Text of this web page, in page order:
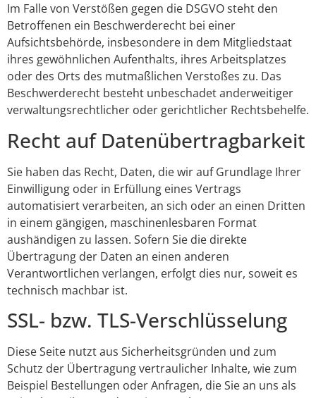
Im Falle von Verstößen gegen die DSGVO steht den
Betroffenen ein Beschwerderecht bei einer
Aufsichtsbehörde, insbesondere in dem Mitgliedstaat
ihres gewöhnlichen Aufenthalts, ihres Arbeitsplatzes
oder des Orts des mutmaßlichen Verstoßes zu. Das
Beschwerderecht besteht unbeschadet anderweitiger
verwaltungsrechtlicher oder gerichtlicher Rechtsbehelfe.
Recht auf Daten­übertrag­barkeit
Sie haben das Recht, Daten, die wir auf Grundlage Ihrer
Einwilligung oder in Erfüllung eines Vertrags
automatisiert verarbeiten, an sich oder an einen Dritten
in einem gängigen, maschinenlesbaren Format
aushändigen zu lassen. Sofern Sie die direkte
Übertragung der Daten an einen anderen
Verantwortlichen verlangen, erfolgt dies nur, soweit es
technisch machbar ist.
SSL- bzw. TLS-Verschlüsselung
Diese Seite nutzt aus Sicherheitsgründen und zum
Schutz der Übertragung vertraulicher Inhalte, wie zum
Beispiel Bestellungen oder Anfragen, die Sie an uns als